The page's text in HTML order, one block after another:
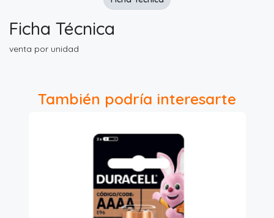
Ficha Técnica
venta por unidad
También podría interesarte